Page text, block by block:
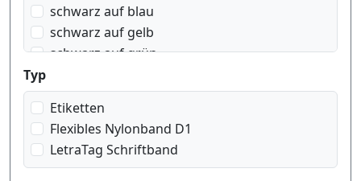
schwarz auf blau
schwarz auf gelb
schwarz auf grün
schwarz auf transparent
schwarz auf weiss
weiss auf rot
weiss auf schwarz
Typ
Etiketten
Flexibles Nylonband D1
LetraTag Schriftband